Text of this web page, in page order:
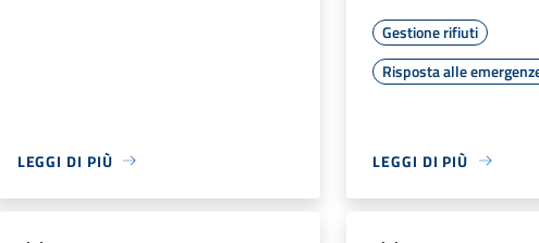
LEGGI DI PIÙ
Gestione rifiuti
Risposta alle
LEGGI DI PIÙ